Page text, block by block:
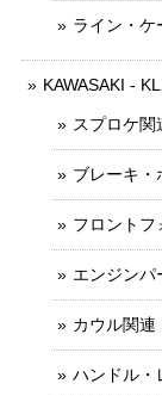
ライン・ケ
KAWASAKI -
スプロケ関
ブレーキ・
フロントフ
エンジンパ
カウル関連
ハンドル・